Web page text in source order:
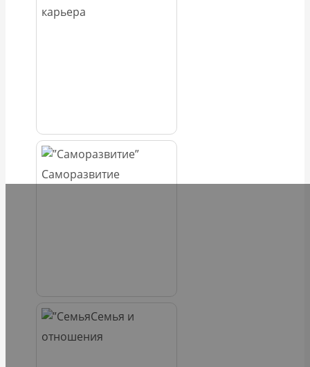
карьера
Саморазвитие
Семья и
отношения